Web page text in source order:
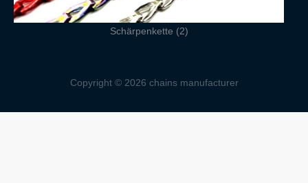
Schärpenkette (2)
Copyright © 2026 chains manufacturer